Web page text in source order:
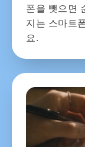
폰을 뺏으면
지는 스마트
요.